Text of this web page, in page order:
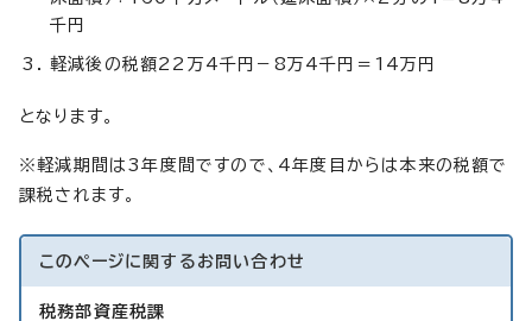
千円
軽減後の税額22万4千円－8万4千円＝14万円
となります。
※軽減期間は3年度間ですので、4年度目からは本来の税額で
課税されます。
このページに関する お問い合わせ
税務部資産税課